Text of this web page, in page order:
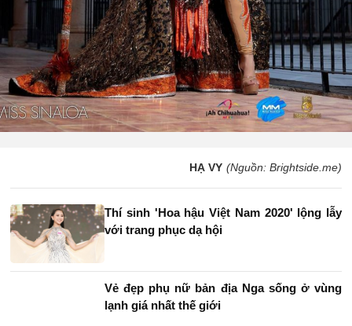
HẠ VY (Nguồn: Brightside.me)
Thí sinh 'Hoa hậu Việt Nam 2020' lộng lẫy
với trang phục dạ hội
Vẻ đẹp phụ nữ bản địa Nga sống ở vùng
Ảnh: Đẹp sững sờ nhan sắc vũ nữ hòa vào
thiên nhiên kỳ ảo
Ảnh chân dung tuyệt đẹp của người các
dân tộc có nguy cơ tuyệt chủng